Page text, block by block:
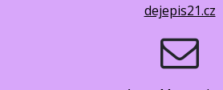
dejepis21.cz